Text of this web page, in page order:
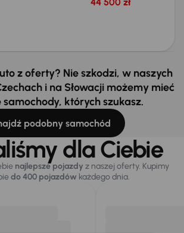
z oferty? Nie szkodzi, w naszych
i na Słowacji możemy mieć
których szukasz.
podobny samochód
dla Ciebie
najlepsze pojazdy z naszej oferty. Kupimy
do 400 pojazdówkażdego dnia.